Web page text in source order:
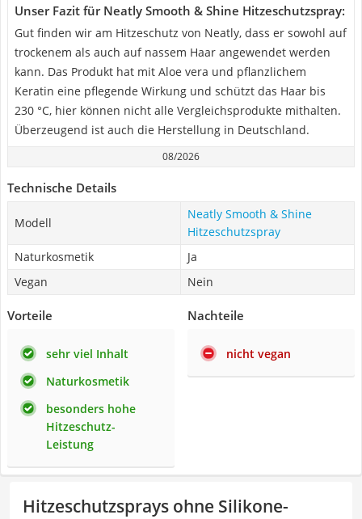
Unser Fazit für Neatly Smooth & Shine Hitzeschutzspray:
Gut finden wir am Hitzeschutz von Neatly, dass er sowohl auf
trockenem als auch auf nassem Haar angewendet werden
kann. Das Produkt hat mit Aloe vera und pflanzlichem
Keratin eine pflegende Wirkung und schützt das Haar bis
230 °C, hier können nicht alle Vergleichsprodukte mithalten.
Überzeugend ist auch die Herstellung in Deutschland.
08/2026
Technische Details
Modell
Neatly Smooth & Shine
Hitzeschutzspray
Naturkosmetik
Ja
Vegan
Nein
Vorteile
sehr viel Inhalt
Naturkosmetik
besonders hohe
Hitzeschutz-
Leistung
Nachteile
nicht vegan
Hitzeschutzsprays ohne Silikone-